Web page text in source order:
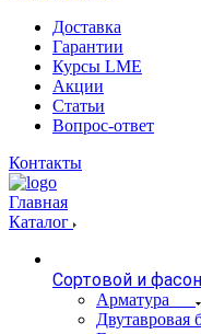
Доставка
Гарантии
Курсы LME
Акции
Статьи
Вопрос-ответ
Контакты
Главная
Каталог
Сортовой и
Арматура
Двутавровая